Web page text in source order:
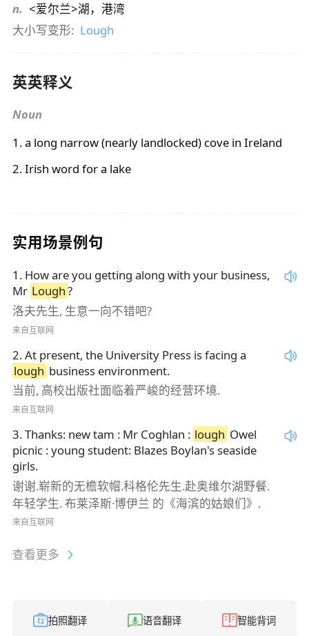
n. <爱尔兰>湖，港湾
大小写变形: Lough
英英释义
Noun
1. a long narrow (nearly landlocked) cove in Ireland
2. Irish word for a lake
实用场景例句
1 . How are you getting along with your business,
Mr Lough?
洛夫先生, 生意一向不错吧?
来自互联网
2.At present, the University Press is facing a
lough business environment.
当前, 高校出版社面临着严峻的经营环境.
来自互联网
3.Thanks: new tam : Mr Coghlan : lough Owel
picnic : young student: Blazes Boylan's seaside
girls.
谢谢.崭新的无檐软帽.科格伦先生.赴奥维尔湖野餐.
年轻学生. 布莱泽斯·博伊兰 的《海滨的姑娘们》.
来自互联网
查看更多
拍照翻译 语音翻译 智能背词